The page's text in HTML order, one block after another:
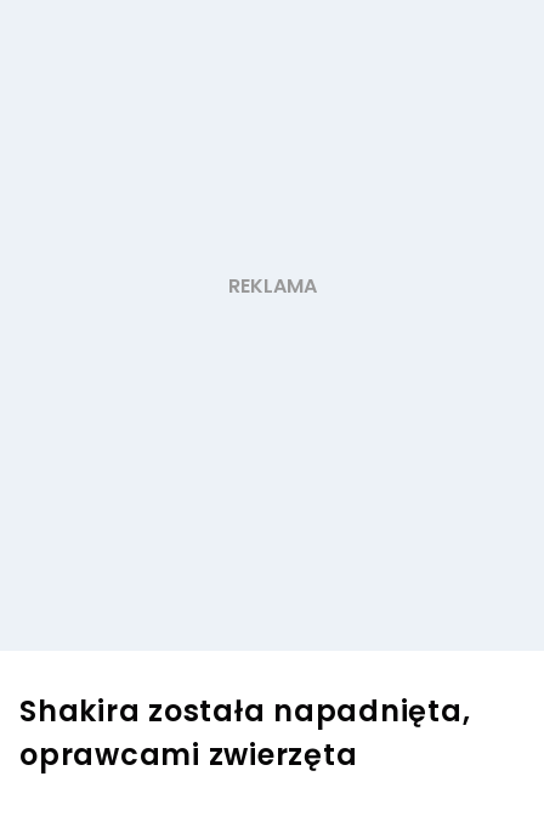
Shakira została napadnięta,
oprawcami zwierzęta